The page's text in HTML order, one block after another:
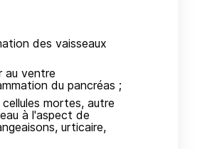
des vaisseaux
au ventre
du pancréas ;
mortes, autre
à l'aspect de
urticaire,